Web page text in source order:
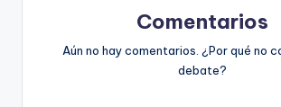
Comentarios
Aún no hay comentarios. ¿Por qué no
debate?